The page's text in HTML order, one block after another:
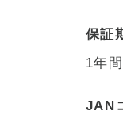
保証
1年間
JAN